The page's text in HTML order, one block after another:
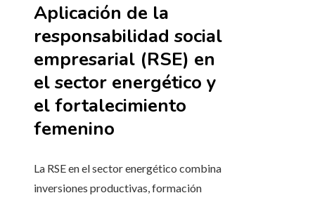
Aplicación de la
responsabilidad social
empresarial (RSE) en
el sector energético y
el fortalecimiento
femenino
La RSE en el sector energético combina
inversiones productivas, formación